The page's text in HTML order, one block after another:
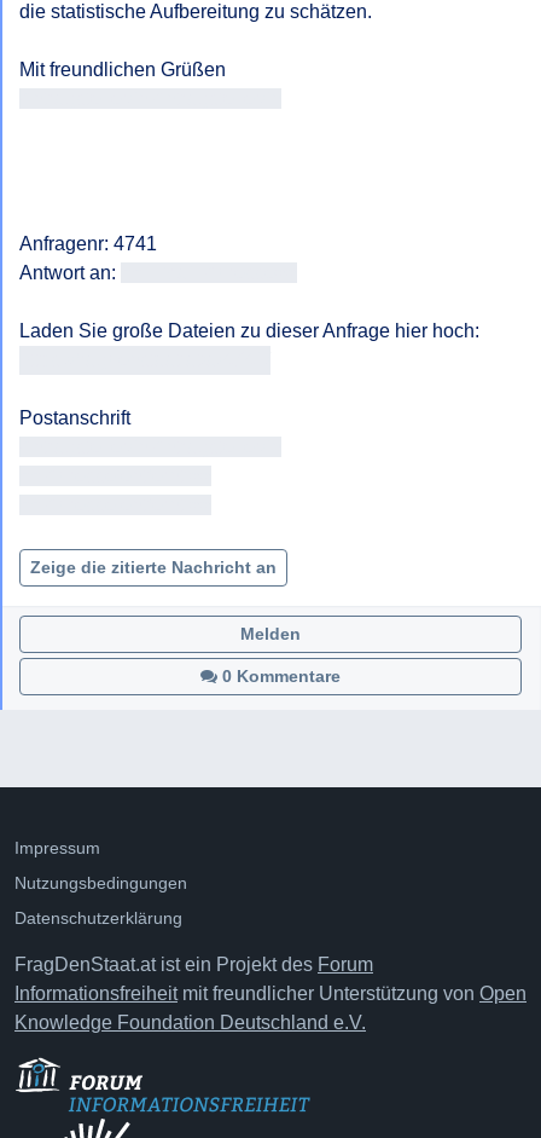
die statistische Aufbereitung zu schätzen.
Anfragenr: 4741
Antwort an:
Zeige die zitierte Nachricht an
0 Kommentare
Melden
Impressum
Nutzungsbedingungen
Datenschutzerklärung
FragDenStaat.at ist ein Projekt des Forum
Informationsfreiheitmit freundlicher Unterstützung von Open
Knowledge Foundation Deutschland e.V.